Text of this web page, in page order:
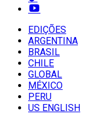
EDIÇÕES
ARGENTINA
BRASIL
CHILE
GLOBAL
MÉXICO
PERU
US ENGLISH